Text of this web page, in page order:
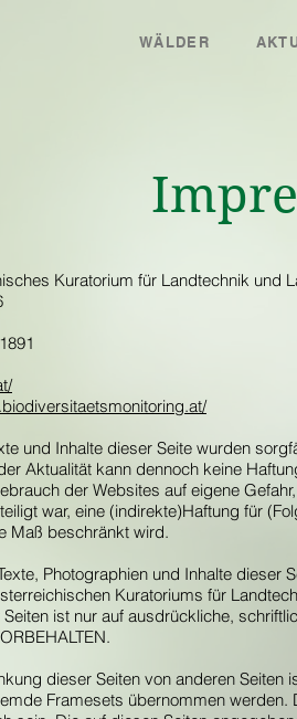
WÄLDER
Kuratorium für Landtechnik und
und Inhalte dieser Seite wurden
Aktualität kann dennoch keine
der Websites auf eigene
war, eine (indirekte)Haftung für
Maß beschränkt wird.
Photographien und Inhalte dieser
Kuratoriums für
ist nur auf ausdrückliche,
dieser Seiten von anderen
Framesets übernommen